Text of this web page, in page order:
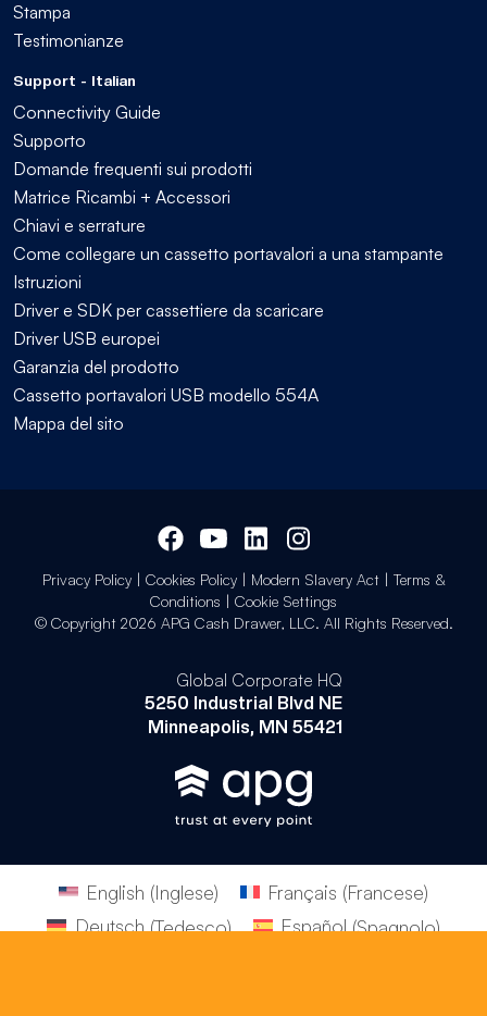
Stampa
Testimonianze
Support - Italian
Connectivity Guide
Supporto
Domande frequenti sui prodotti
Matrice Ricambi + Accessori
Chiavi e serrature
Come collegare un cassetto portavalori a una stampante
Istruzioni
Driver e SDK per cassettiere da scaricare
Driver USB europei
Garanzia del prodotto
Cassetto portavalori USB modello 554A
Mappa del sito
Privacy Policy| Cookies Policy| Modern Slavery Act| Terms &
Conditions | Cookie Settings
© Copyright 2026 APG Cash Drawer, LLC. All Rights Reserved.
Global Corporate HQ
5250 Industrial Blvd NE
Minneapolis, MN 55421
English (Inglese) Français (Francese)
Deutsch(Tedesco) Español(Spagnolo)